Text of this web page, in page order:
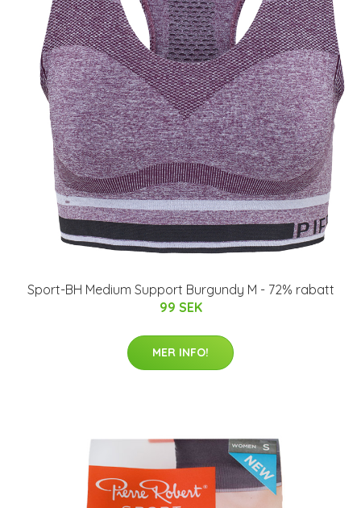
Sport-BH Medium Support Burgundy M - 72% rabatt
99 SEK
MER INFO!